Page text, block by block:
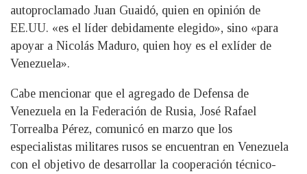
autoproclamado Juan Guaidó, quien en opinión de
EE.UU. «es el líder debidamente elegido», sino «para
apoyar a Nicolás Maduro, quien hoy es el exlíder de
Venezuela».
Cabe mencionar que el agregado de Defensa de
Venezuela en la Federación de Rusia, José Rafael
Torrealba Pérez, comunicó en marzo que los
especialistas militares rusos se encuentran en Venezuela
con el objetivo de desarrollar la cooperación técnico-